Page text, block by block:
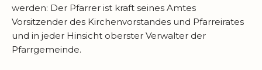
werden: Der Pfarrer ist kraft seines Amtes
Vorsitzender des Kirchenvorstandes und Pfarreirates
und in jeder Hinsicht oberster Verwalter der
Pfarrgemeinde.